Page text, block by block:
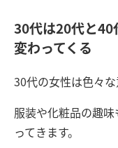
30代は20代と40
変わってくる
30代の女性は色々な
服装や化粧品の趣
ってきます。